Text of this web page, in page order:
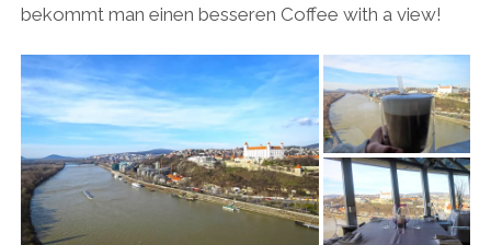
bekommt man einen besseren Coffee with a view!